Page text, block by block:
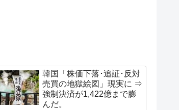
韓国「株価下落･追証･反対
売買の地獄絵図」現実に ⇒
強制決済が1,422億まで膨
んだ。